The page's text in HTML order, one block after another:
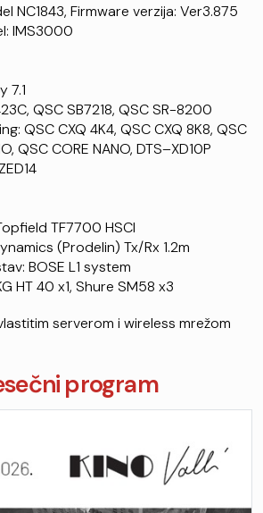
NC1843, Firmware verzija: Ver3.875
IMS3000
7.1
QSC SB7218, QSC SR-8200
QSC CXQ 4K4, QSC CXQ 8K8, QSC
QSC CORE NANO, DTS–XD10P
TF7700 HSCI
(Prodelin) Tx/Rx 1.2m
BOSE L1 system
HT 40 x1, Shure SM58 x3
serverom i wireless mrežom
program